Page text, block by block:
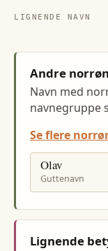
LIGNENDE NAVN
Andre
Navn med
navnegruppe
Se flere
Olav
Guttenavn
Lignende